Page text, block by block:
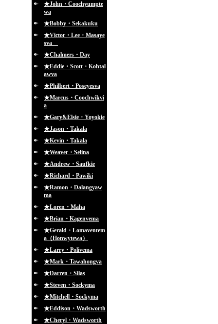
★John・Coochyumpte
wa
★Bobby・Sekakuku
★Victor・Lee・Masaye
sva
★Chalmers・Day
★Eddie・Scott・Kohtal
awva
★Philbert・Poseyesva
★Marcus・Coochwikvi
a
★Gary&Elsie・Yoyokie
★Jason・Takala
★Kevin・Takala
★Weaver・Selina
★Andrew・Saufkie
★Richard・Pawiki
★Ramon・Dalangyaw
ma
★Loren・Maha
★Brian・Kagenvema
★Gerald・Lomaventem
a（Honwytewa）
★Larry・Polivema
★Mark・Tawahongva
★Darren・Silas
★Steven・Sockyma
★Mitchell・Sockyma
★Eddison・Wadsworth
★Cheryl・Wadsworth